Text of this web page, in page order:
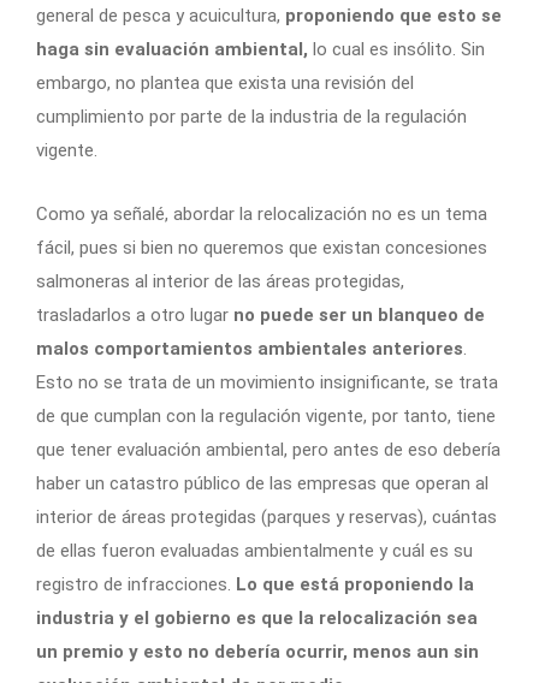
general de pesca y acuicultura, proponiendo que esto se
haga sin evaluación ambiental, lo cual es insólito. Sin
embargo, no plantea que exista una revisión del
cumplimiento por parte de la industria de la regulación
vigente.
Como ya señalé, abordar la relocalización no es un tema
fácil, pues si bien no queremos que existan concesiones
salmoneras al interior de las áreas protegidas,
trasladarlos a otro lugar no puede ser un blanqueo de
malos comportamientos ambientales anteriores.
Esto no se trata de un movimiento insignificante, se trata
de que cumplan con la regulación vigente, por tanto, tiene
que tener evaluación ambiental, pero antes de eso debería
haber un catastro público de las empresas que operan al
interior de áreas protegidas (parques y reservas), cuántas
de ellas fueron evaluadas ambientalmente y cuál es su
registro de infracciones. Lo que está proponiendo la
industria y el gobierno es que la relocalización sea
un premio y esto no debería ocurrir, menos aun sin